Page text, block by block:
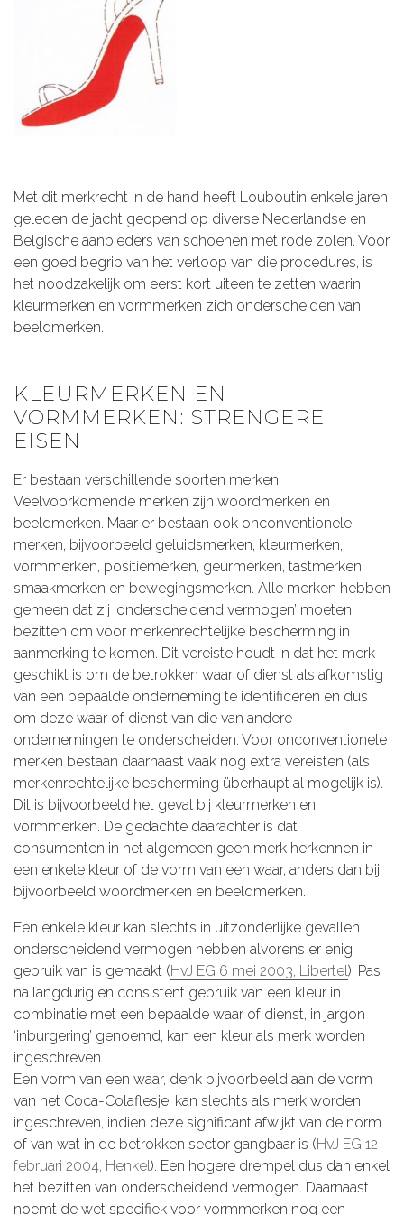
Met dit merkrecht in de hand heeft Louboutin enkele jaren
geleden de jacht geopend op diverse Nederlandse en
Belgische aanbieders van schoenen met rode zolen. Voor
een goed begrip van het verloop van die procedures, is
het noodzakelijk om eerst kort uiteen te zetten waarin
kleurmerken en vormmerken zich onderscheiden van
beeldmerken.
KLEURMERKEN EN
VORMMERKEN: STRENGERE
EISEN
Er bestaan verschillende soorten merken.
Veelvoorkomende merken zijn woordmerken en
beeldmerken. Maar er bestaan ook onconventionele
merken, bijvoorbeeld geluidsmerken, kleurmerken,
vormmerken, positiemerken, geurmerken, tastmerken,
smaakmerken en bewegingsmerken. Alle merken hebben
gemeen dat zij ‘onderscheidend vermogen’ moeten
bezitten om voor merkenrechtelijke bescherming in
aanmerking te komen. Dit vereiste houdt in dat het merk
geschikt is om de betrokken waar of dienst als afkomstig
van een bepaalde onderneming te identificeren en dus
om deze waar of dienst van die van andere
ondernemingen te onderscheiden. Voor onconventionele
merken bestaan daarnaast vaak nog extra vereisten (als
merkenrechtelijke bescherming überhaupt al mogelijk is).
Dit is bijvoorbeeld het geval bij kleurmerken en
vormmerken. De gedachte daarachter is dat
consumenten in het algemeen geen merk herkennen in
een enkele kleur of de vorm van een waar, anders dan bij
bijvoorbeeld woordmerken en beeldmerken.
Een enkele kleur kan slechts in uitzonderlijke gevallen
onderscheidend vermogen hebben alvorens er enig
gebruik van is gemaakt (HvJ EG 6 mei 2003, Libertel). Pas
na langdurig en consistent gebruik van een kleur in
combinatie met een bepaalde waar of dienst, in jargon
‘inburgering’ genoemd, kan een kleur als merk worden
ingeschreven.
Een vorm van een waar, denk bijvoorbeeld aan de vorm
van het Coca-Colaflesje, kan slechts als merk worden
ingeschreven, indien deze significant afwijkt van de norm
of van wat in de betrokken sector gangbaar is (HvJ EG 12
februari 2004, Henkel). Een hogere drempel dus dan enkel
het bezitten van onderscheidend vermogen. Daarnaast
noemt de wet specifiek voor vormmerken nog een